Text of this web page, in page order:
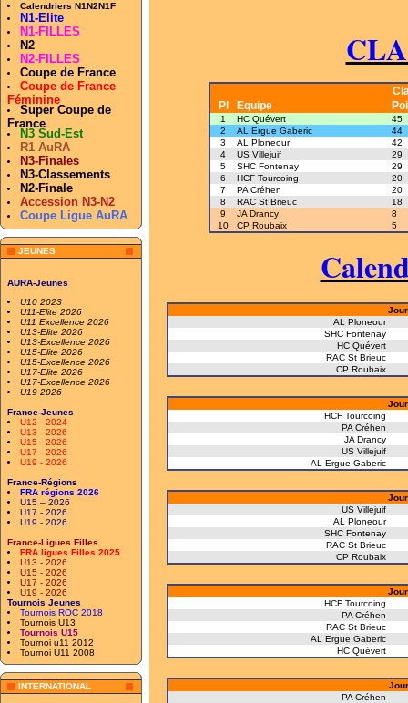
Calendriers N1N2N1F
N1-Elite
N1-FILLES
N2
N2-FILLES
Coupe de France
Coupe de France
Féminine
Super Coupe de
France
N3 Sud-Est
R1 AuRA
N3-Finales
N3-Classements
N2-Finale
Accession N3-N2
Coupe Ligue AuRA
JEUNES
AURA-Jeunes
U10 2023
U11-Elite 2026
U11 Excellence 2026
U13-Elite 2026
U13-Excellence 2026
U15-Elite 2026
U15-Excellence 2026
U17-Elite 2026
U17-Excellence 2026
U19 2026
France-Jeunes
U12 - 2024
U13 - 2026
U15 - 2026
U17 - 2026
U19 - 2026
France-Régions
FRA régions 2026
U15 – 2026
U17 - 2026
U19 - 2026
France-Ligues Filles
FRA ligues Filles 2025
U13 - 2026
U15 - 2026
U17 - 2026
U19 - 2026
Tournois Jeunes
Tournois ROC 2018
Tournois U13
Tournois U15
Tournoi u11 2012
Tournoi U11 2008
INTERNATIONAL
Pl
Equipe
1 HC Quévert
45
2
AL Ergue Gaberic
44
3
AL Ploneour
42
4
US Villejuif
29
5
SHC Fontenay
29
6
HCF Tourcoing
20
7
PA Créhen
20
8
RAC St Brieuc
18
9
JA Drancy
8
10
CP Roubaix 5
AL Ploneour
SHC Fontenay
HC Quévert
RAC St Brieuc
CP Roubaix
HCF Tourcoing
PA Créhen
JA Drancy
US Villejuif
AL Ergue Gaberic
US Villejuif
AL Ploneour
SHC Fontenay
RAC St Brieuc
CP Roubaix
HCF Tourcoing
PA Créhen
RAC St Brieuc
AL Ergue Gaberic
HC Quévert
PA Créhen